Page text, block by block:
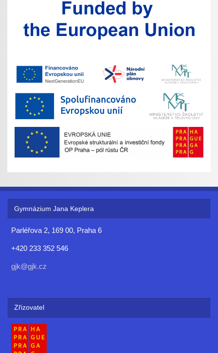
Gymnázium Jana Keplera
Parléřova 2, 169 00, Praha 6
+420 233 352 546
gjk@gjk.cz
Zřizovatel